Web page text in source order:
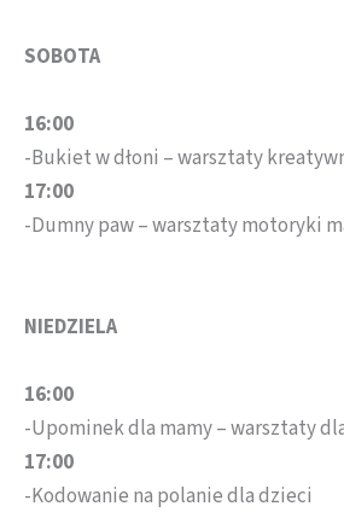
SOBOTA
16:00
-Bukiet w dłoni – warsztaty
17:00
-Dumny paw – warsztaty motoryki
NIEDZIELA
16:00
-Upominek dla mamy – warsztaty
17:00
-Kodowanie na polanie dla dzieci